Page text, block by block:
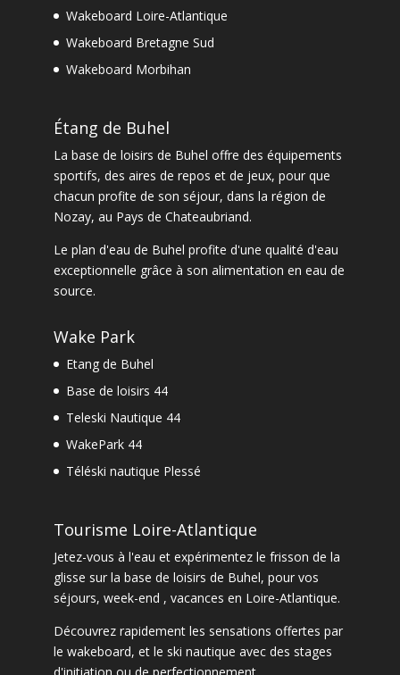
Wakeboard Loire-Atlantique
Wakeboard Bretagne Sud
Wakeboard Morbihan
Étang de Buhel
La base de loisirs de Buhel offre des équipements
sportifs, des aires de repos et de jeux, pour que
chacun profite de son séjour, dans la région de
Nozay, au Pays de Chateaubriand.
Le plan d'eau de Buhel profite d'une qualité d'eau
exceptionnelle grâce à son alimentation en eau de
source.
Wake Park
Etang de Buhel
Base de loisirs 44
Teleski Nautique 44
WakePark 44
Téléski nautique Plessé
Tourisme Loire-Atlantique
Jetez-vous à l'eau et expérimentez le frisson de la
glisse sur la base de loisirs de Buhel, pour vos
séjours, week-end , vacances en Loire-Atlantique.
Découvrez rapidement les sensations offertes par
le wakeboard, et le ski nautique avec des stages
d'initiation ou de perfectionnement.